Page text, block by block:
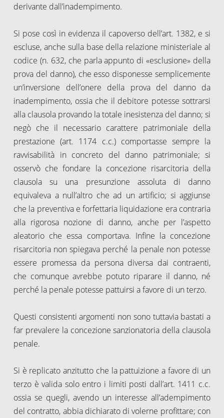
derivante dall’inadempimento.
Si pose così in evidenza il capoverso dell’art. 1382, e si
escluse, anche sulla base della relazione ministeriale al
codice (n. 632, che parla appunto di «esclusione» della
prova del danno), che esso disponesse semplicemente
un’inversione dell’onere della prova del danno da
inadempimento, ossia che il debitore potesse sottrarsi
alla clausola provando la totale inesistenza del danno; si
negò che il necessario carattere patrimoniale della
prestazione (art. 1174 c.c.) comportasse sempre la
ravvisabilità in concreto del danno patrimoniale; si
osservò che fondare la concezione risarcitoria della
clausola su una presunzione assoluta di danno
equivaleva a null’altro che ad un artificio; si aggiunse
che la preventiva e forfettaria liquidazione era contraria
alla rigorosa nozione di danno, anche per l’aspetto
aleatorio che essa comportava. Infine la concezione
risarcitoria non spiegava perché la penale non potesse
essere promessa da persona diversa dai contraenti,
che comunque avrebbe potuto riparare il danno, né
perché la penale potesse pattuirsi a favore di un terzo.
Questi consistenti argomenti non sono tuttavia bastati a
far prevalere la concezione sanzionatoria della clausola
penale.
Si è replicato anzitutto che la pattuizione a favore di un
terzo è valida solo entro i limiti posti dall’art. 1411 c.c.
ossia se quegli, avendo un interesse all’adempimento
del contratto, abbia dichiarato di volerne profittare; con